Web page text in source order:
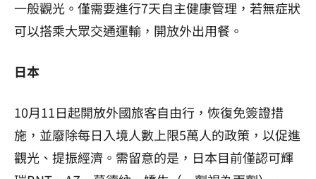
一般觀光。僅需要進行7天自主健康管理，若無症狀
可以搭乘大眾交通運輸，開放外出用餐。
日本
10月11日起開放外國旅客自由行，恢復免簽證措
施，並廢除每日入境人數上限5萬人的政策，以促進
觀光、提振經濟。需留意的是，日本目前僅認可輝